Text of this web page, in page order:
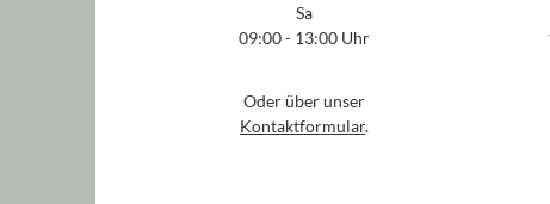
Sa
09:00 - 13:00 Uhr
Oder über unser
Kontaktformular.